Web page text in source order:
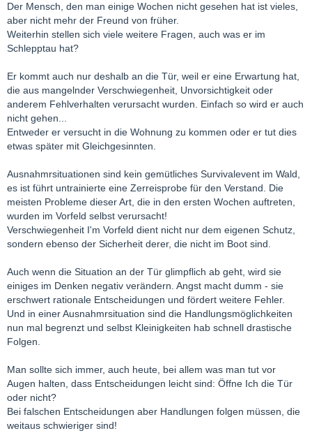
Der Mensch, den man einige Wochen nicht gesehen hat ist vieles,
aber nicht mehr der Freund von früher.
Weiterhin stellen sich viele weitere Fragen, auch was er im
Schlepptau hat?
Er kommt auch nur deshalb an die Tür, weil er eine Erwartung hat,
die aus mangelnder Verschwiegenheit, Unvorsichtigkeit oder
anderem Fehlverhalten verursacht wurden. Einfach so wird er auch
nicht gehen...
Entweder er versucht in die Wohnung zu kommen oder er tut dies
etwas später mit Gleichgesinnten.
Ausnahmrsituationen sind kein gemütliches Survivalevent im Wald,
es ist führt untrainierte eine Zerreisprobe für den Verstand. Die
meisten Probleme dieser Art, die in den ersten Wochen auftreten,
wurden im Vorfeld selbst verursacht!
Verschwiegenheit I'm Vorfeld dient nicht nur dem eigenen Schutz,
sondern ebenso der Sicherheit derer, die nicht im Boot sind.
Auch wenn die Situation an der Tür glimpflich ab geht, wird sie
einiges im Denken negativ verändern. Angst macht dumm - sie
erschwert rationale Entscheidungen und fördert weitere Fehler.
Und in einer Ausnahmrsituation sind die Handlungsmöglichkeiten
nun mal begrenzt und selbst Kleinigkeiten hab schnell drastische
Folgen.
Man sollte sich immer, auch heute, bei allem was man tut vor
Augen halten, dass Entscheidungen leicht sind: Öffne Ich die Tür
oder nicht?
Bei falschen Entscheidungen aber Handlungen folgen müssen, die
weitaus schwieriger sind!